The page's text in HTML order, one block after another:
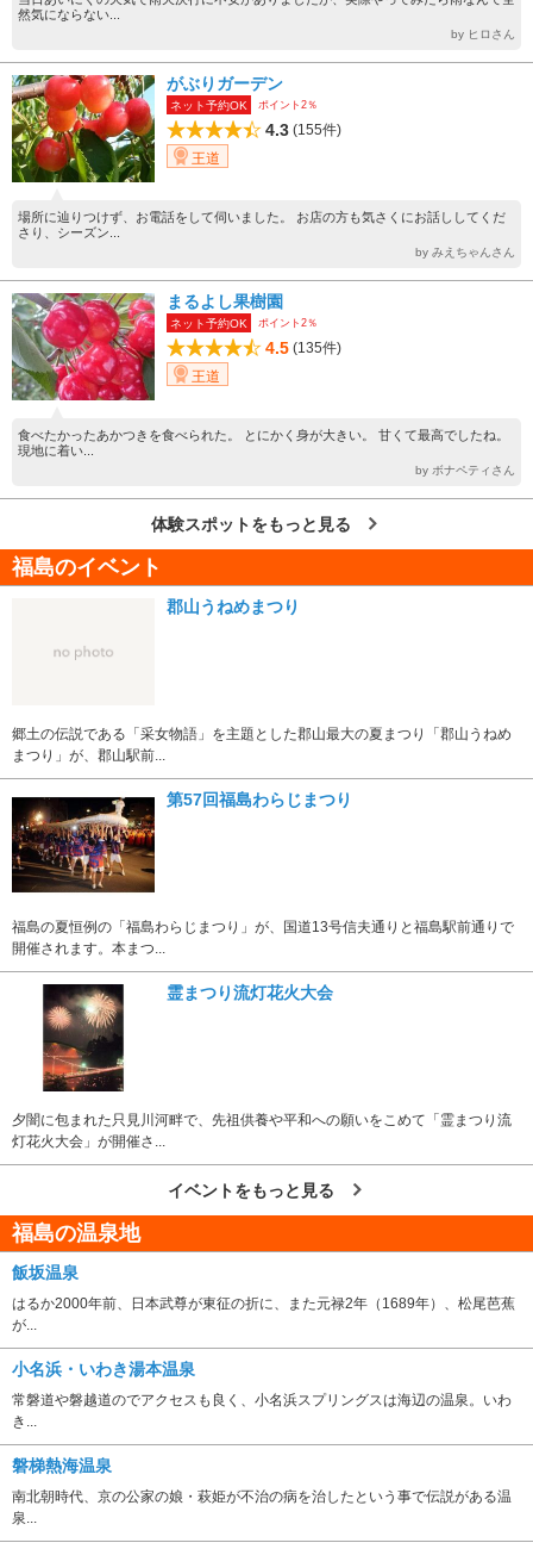
然気にならない...
by ヒロさん
がぶりガーデン
ネット予約OK ポイント2％
4.3 (155件)
王道
場所に辿りつけず、お電話をして伺いました。 お店の方も気さくにお話ししてくだ
さり、シーズン...
by みえちゃんさん
まるよし果樹園
ネット予約OK ポイント2％
4.5 (135件)
王道
食べたかったあかつきを食べられた。 とにかく身が大きい。 甘くて最高でしたね。
現地に着い...
by ボナペティさん
体験スポットをもっと見る
福島のイベント
郡山うねめまつり
郷土の伝説である「采女物語」を主題とした郡山最大の夏まつり「郡山うねめ
まつり」が、郡山駅前...
第57回福島わらじまつり
福島の夏恒例の「福島わらじまつり」が、国道13号信夫通りと福島駅前通りで
開催されます。本まつ...
霊まつり流灯花火大会
夕闇に包まれた只見川河畔で、先祖供養や平和への願いをこめて「霊まつり流
灯花火大会」が開催さ...
イベントをもっと見る
福島の温泉地
飯坂温泉
はるか2000年前、日本武尊が東征の折に、また元禄2年（1689年）、松尾芭蕉
が...
小名浜・いわき湯本温泉
常磐道や磐越道のでアクセスも良く、小名浜スプリングスは海辺の温泉。いわ
き...
磐梯熱海温泉
南北朝時代、京の公家の娘・萩姫が不治の病を治したという事で伝説がある温
泉...